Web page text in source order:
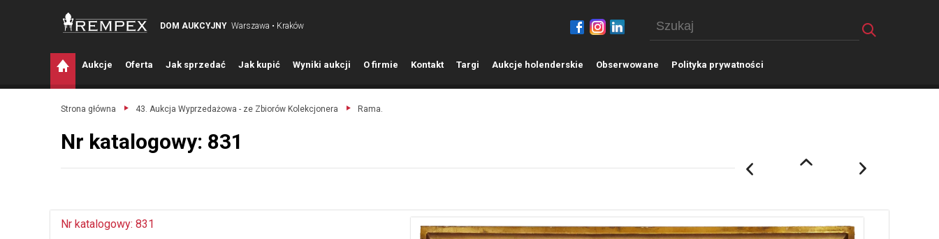
DOM AUKCYJNY Warszawa • Kraków
Aukcje Oferta Jak sprzedać Jak kupić Wyniki aukcji O firmie Kontakt Targi Aukcje holenderskie Obserwowane Polityka prywatności
Strona główna 43. Aukcja Wyprzedażowa - ze Zbiorów Kolekcjonera Rama.
Nr katalogowy: 831
Nr katalogowy: 831